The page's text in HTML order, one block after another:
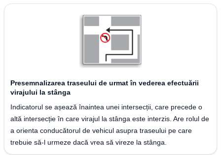
Presemnalizarea traseului de urmat în vederea efectuării
virajului la stânga
Indicatorul se așează înaintea unei intersecții, care precede o
altă intersecție în care virajul la stânga este interzis. Are rolul de
a orienta conducătorul de vehicul asupra traseului pe care
trebuie să-l urmeze dacă vrea să vireze la stânga.